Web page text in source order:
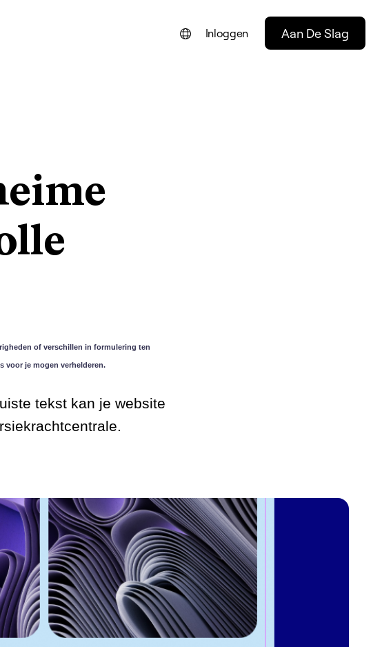
Inloggen Aan De Slag
of verschillen in formulering ten
voor je mogen verhelderen.
tekst kan je website